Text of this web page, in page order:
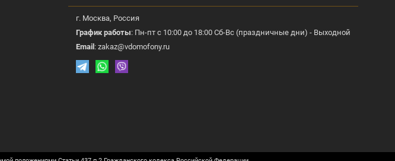
г. Москва, Россия
График работы: Пн-пт с 10:00 до 18:00 Сб-Вс (праздничные дни) - Выходной
Email : zakaz@vdomofony.ru